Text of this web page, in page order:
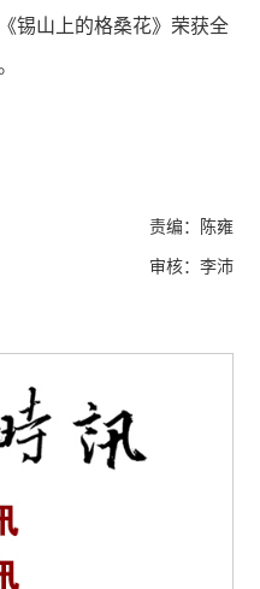
锡山上的格桑花》荣获全
责编：陈雍
审核：李沛